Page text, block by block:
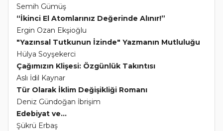
Semih Gümüş
“İkinci El Atomlarınız Değerinde Alınır!”
Ergin Ozan Ekşioğlu
"Yazınsal Tutkunun İzinde" Yazmanın Mutluluğu
Hülya Soyşekerci
Çağımızın Klişesi: Özgünlük Takıntısı
Aslı İdil Kaynar
Tür Olarak İklim Değişikliği Romanı
Deniz Gündoğan İbrişim
Edebiyat ve...
Şükrü Erbaş